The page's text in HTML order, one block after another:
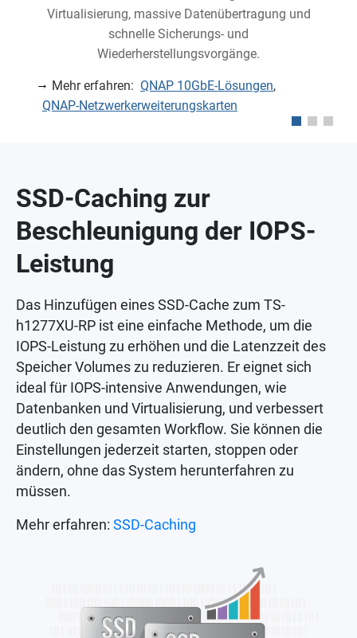
Virtualisierung, massive Datenübertragung und
schnelle Sicherungs- und
Wiederherstellungsvorgänge.
Mehr erfahren: QNAP 10GbE-Lösungen,
QNAP-Netzwerkerweiterungskarten
SSD-Caching zur
Beschleunigung der IOPS-
Leistung
Das Hinzufügen eines SSD-Cache zum TS-
h1277XU-RP ist eine einfache Methode, um die
IOPS-Leistung zu erhöhen und die Latenzzeit des
Speicher Volumes zu reduzieren. Er eignet sich
ideal für IOPS-intensive Anwendungen, wie
Datenbanken und Virtualisierung, und verbessert
deutlich den gesamten Workflow. Sie können die
Einstellungen jederzeit starten, stoppen oder
ändern, ohne das System herunterfahren zu
müssen.
Mehr erfahren: SSD-Caching